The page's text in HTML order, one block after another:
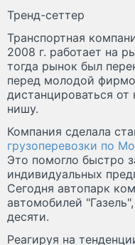
Тренд-сеттер
Транспортная
2008 г. работает на
тогда рынок был
перед молодой
дистанцироваться от
нишу.
Компания сделала
грузоперевозки по
Это помогло быстро
индивидуальных
Сегодня автопарк
автомобилей
десяти.
Реагируя на